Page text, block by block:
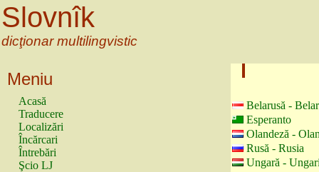
Slovnîk
dicţionar multilingvistic
Meniu
Acasă
Traducere
Localizări
Încărcari
Întrebări
Şcio LJ
Belarusă -
Esperanto
Olandeză -
Rusă - Rusia
Ungară -